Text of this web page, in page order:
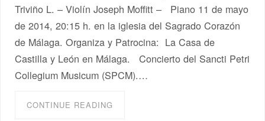
Triviño L. – Violín Joseph Moffitt – Piano 11 de mayo
de 2014, 20:15 h. en la iglesia del Sagrado Corazón
de Málaga. Organiza y Patrocina: La Casa de
Castilla y León en Málaga. Concierto del Sancti Petri
Collegium Musicum (SPCM).…
CONTINUE READING